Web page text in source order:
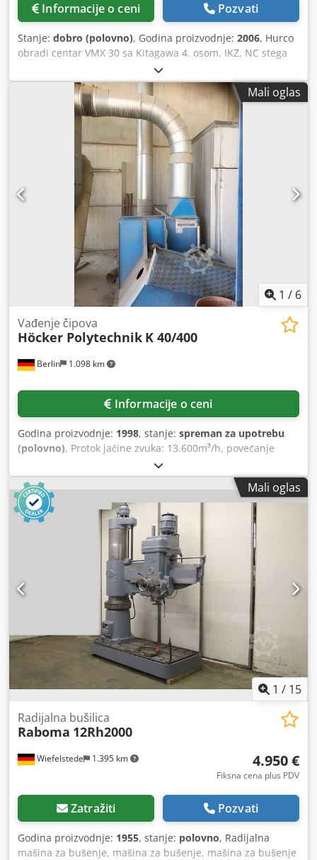
Informacije o ceni Pozvati
Stanje: dobro (polovno), Godina proizvodnje: 2006, Hurco
obradi centar VMX 30 sa Kitagawa 4. osom, IKZ, NC stega
125, razni držači alata, očuvano stanje Codpexrcnlsfx
Ahujrf
Mali oglas
1 / 6
Berlin 1.098 km
Vađenje čipova
Höcker Polytechnik K 40/400
Informacije o ceni
Godina proizvodnje: 1998, stanje: spreman za upotrebu
(polovno), Protok jačine zvuka: 13.600m³/h, povećanje
pritiska: 3100Pa, brzina: 1500/min, motorna snaga: 18.5kW,
težina: 790kg, sa kontejnerom za čipove STBB HAB S,
uključujući kompletnu dokumentaciju. Crjdpfx Ahsi A Ix
Heuef
Mali oglas
1 / 15
Wiefelstede 1.395 km
Radijalna bušilica
Raboma 12Rh2000
4.950 €
Fiksna cena plus PDV
Zatražiti Pozvati
Godina proizvodnje: 1955, stanje: polovno, Radijalna
mašina za bušenje, mašina za bušenje, mašina za bušenje